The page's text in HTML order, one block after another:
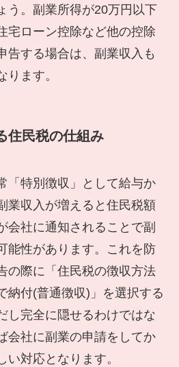
う。副業所得が20万円以下
宅ローン控除など他の控除
告する場合は、副業収入も
ります。
住民税の仕組み
「特別徴収」として給与か
業収入が増えると住民税額
会社に通知されることで副
能性があります。これを防
の際に「住民税の徴収方法
納付(普通徴収)」を選択する
し完全に隠せるわけではな
会社に副業の申請をしてか
い対応となります。